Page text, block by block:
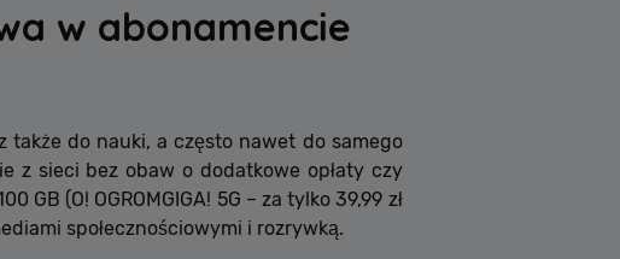
w abonamencie
do nauki, a często nawet do samego
z sieci bez obaw o dodatkowe opłaty czy
(O! OGROMGIGA! 5G – za tylko 39,99 zł
społecznościowymi i rozrywką.